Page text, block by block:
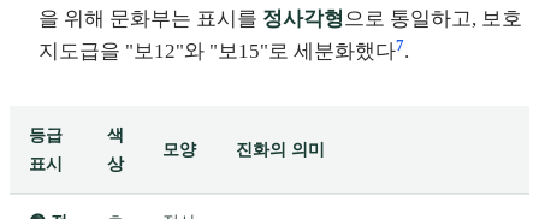
을 위해 문화부는 표시를 정사각형으로 통일하고, 보호
지도급을 "보12"와 "보15"로 세분화했다7.
등급
표시
색
상
모양 진화의 의미